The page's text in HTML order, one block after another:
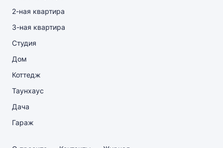
2-ная квартира
3-ная квартира
Студия
Дом
Коттедж
Таунхаус
Дача
Гараж